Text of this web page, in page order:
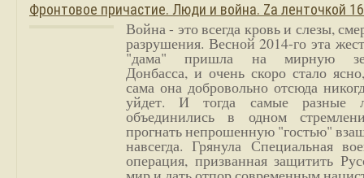
Фронтовое причастие. Люди и война. Zа ленточкой
Война - это всегда кровь и слезы,
разрушения. Весной 2014-го эта
"дама" пришла на мирную
Донбасса, и очень скоро стало
сама она добровольно отсюда
уйдет. И тогда самые разные
объединились в одном
прогнать непрошенную "гостью"
навсегда. Грянула Специальная
операция, призванная защитить